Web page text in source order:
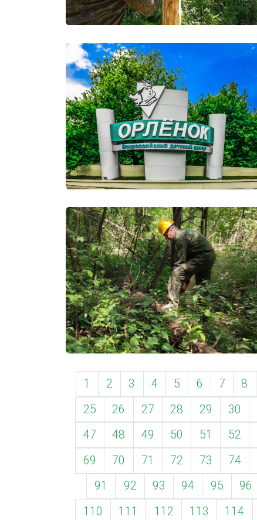
1 2 3 4 5 6 7 8
25
26 27 28 29 30
47
48 49 50 51 52
69
70 71 72 73 74
91
92 93 94 95 96
110
111 112 113 114